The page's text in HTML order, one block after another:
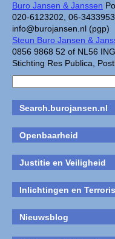
Buro Jansen & Janssen
020-6123202, 06-
info@burojansen.nl (pgp)
Steun Buro Jansen &
0856 9868 52 of NL56
Stichting Res Publica,
Search.burojansen.nl
Openbaarheid
Justitie en Veiligheid
Inlichtingen en
Nieuwsblog